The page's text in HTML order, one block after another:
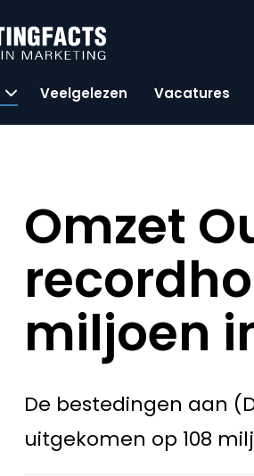
Veelgelezen Vacatures
Omzet
miljoen
De bestedingen aan
uitgekomen op 108